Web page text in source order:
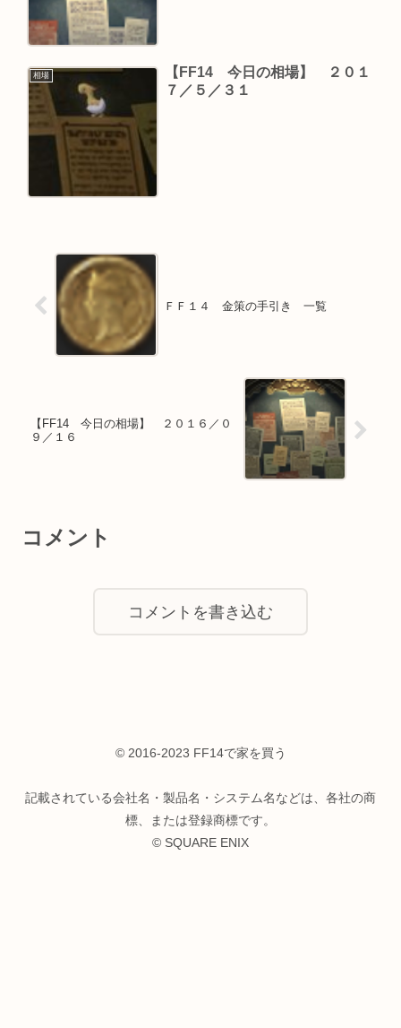
相場
【FF14 今日の相場】 ２０１
７／５／３１
ＦＦ１４ 金策の手引き 一覧
【FF14 今日の相場】 ２０１６／０
９／１６
コメント
コメントを書き込む
© 2016-2023 FF14で家を買う
記載されている会社名・製品名・システム名などは、各社の商
標、または登録商標です。
© SQUARE ENIX